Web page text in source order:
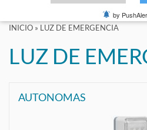
INICIO » LUZ DE EMERGENCIA
LUZ DE
AUTONOMAS
by